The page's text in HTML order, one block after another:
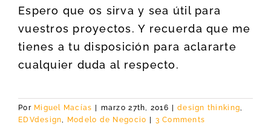
Espero que os sirva y sea útil para
vuestros proyectos. Y recuerda que me
tienes a tu disposición para aclararte
cualquier duda al respecto.
Por Miguel Macías marzo 27th, 2016 design thinking,
EDVdesign, Modelo de Negocio 3 Comments